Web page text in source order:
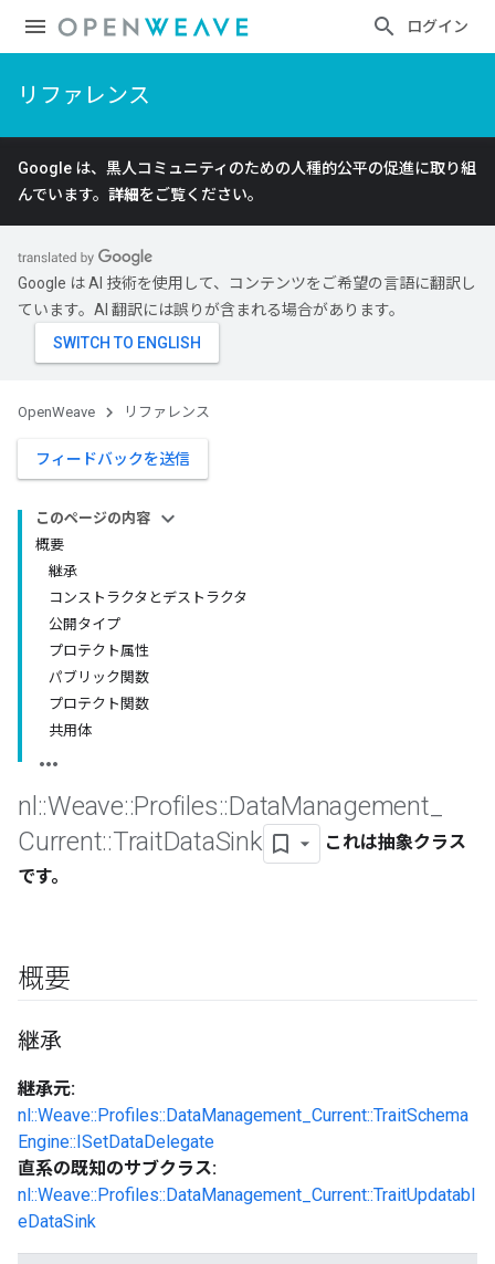
ログイン
リファレンス
Google は、黒人コミュニティのための人種的公平の促進に取り組
んでいます。 詳細をご覧ください。
Google は AI 技術を使用して、コンテンツをご希望の言語に翻訳し
ています。AI 翻訳には誤りが含まれる場合があります。
OpenWeave リファレンス
フィードバックを送信
このページの内容
概要
継承
コンストラクタとデストラクタ
公開タイプ
プロテクト属性
パブリック関数
プロテクト関数
共用体
nl ::Weave::Profiles::DataManagement
Current::TraitDataSink
これは抽象クラス
です。
概要
継承
継承元:
nl::Weave::Profiles::DataManagement_Current::TraitSchema
Engine::ISetDataDelegate
直系の既知のサブクラス:
nl::Weave::Profiles::DataManagement_Current::TraitUpdatabl
eDataSink